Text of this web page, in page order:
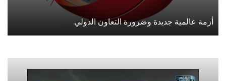
أزمة عالمية جديدة وضرورة التعاون الدولي